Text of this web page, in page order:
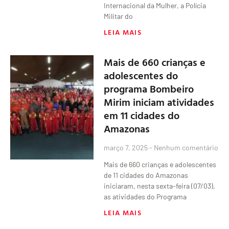
Internacional da Mulher, a Polícia
Militar do
LEIA MAIS
Mais de 660 crianças e
adolescentes do
programa Bombeiro
Mirim iniciam atividades
em 11 cidades do
Amazonas
março 7, 2025 Nenhum comentário
Mais de 660 crianças e adolescentes
de 11 cidades do Amazonas
iniciaram, nesta sexta-feira (07/03),
as atividades do Programa
LEIA MAIS